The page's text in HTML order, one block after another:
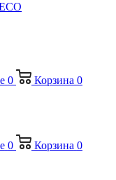
0 Корзина 0
0 Корзина 0